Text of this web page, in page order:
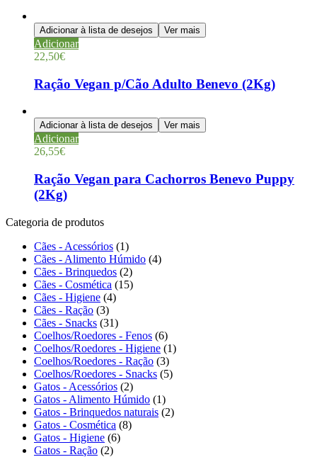
Adicionar à lista de desejos Ver mais
Adicionar
22,50€
Ração Vegan p/Cão Adulto Benevo (2Kg)
Adicionar à lista de desejos Ver mais
Adicionar
26,55€
Ração Vegan para Cachorros Benevo Puppy
(2Kg)
Categoria de produtos
Cães - Acessórios (1)
Cães - Alimento Húmido (4)
Cães - Brinquedos (2)
Cães - Cosmética (15)
Cães - Higiene (4)
Cães - Ração (3)
Cães - Snacks (31)
Coelhos/Roedores - Fenos (6)
Coelhos/Roedores - Higiene (1)
Coelhos/Roedores - Ração (3)
Coelhos/Roedores - Snacks (5)
Gatos - Acessórios (2)
Gatos - Alimento Húmido (1)
Gatos - Brinquedos naturais (2)
Gatos - Cosmética (8)
Gatos - Higiene (6)
Gatos - Ração (2)